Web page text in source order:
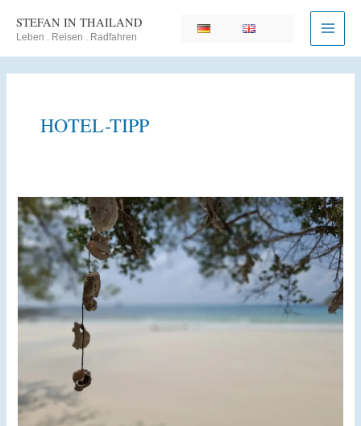
Inhalt
STEFAN IN THAILAND
Leben . Reisen . Radfahren
HOTEL-TIPP